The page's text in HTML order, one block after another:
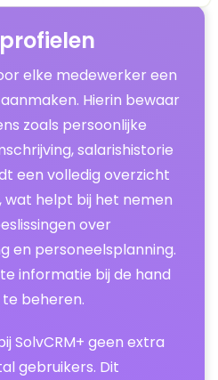
elke medewerker een
Hierin bewaar
zoals persoonlijke
salarishistorie
een volledig overzicht
wat helpt bij het nemen
over
en personeelsplanning.
informatie bij de hand
beheren.
SolvCRM+ geen extra
gebruikers. Dit